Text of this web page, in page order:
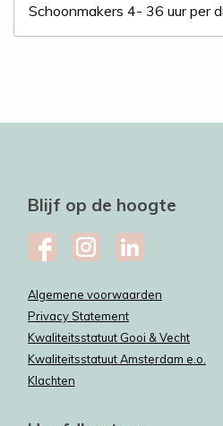
Schoonmakers 4- 36 uur per
Blijf op de hoogte
Algemene voorwaarden
Privacy Statement
Kwaliteitsstatuut Gooi & Vecht
Kwaliteitsstatuut Amsterdam e.o.
Klachten